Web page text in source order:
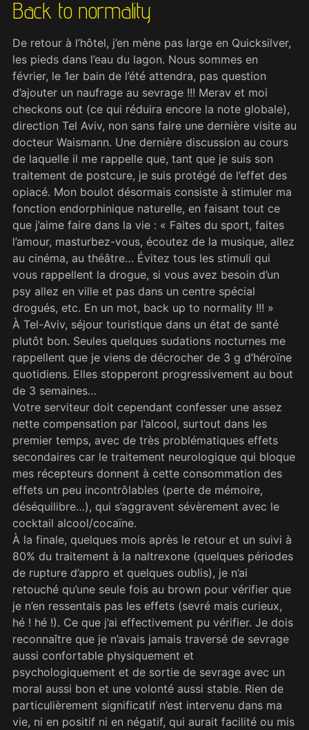
Back to normality
De retour à l’hôtel, j’en mène pas large en Quicksilver,
les pieds dans l’eau du lagon. Nous sommes en
février, le 1er bain de l’été attendra, pas question
d’ajouter un naufrage au sevrage !!! Merav et moi
checkons out (ce qui réduira encore la note globale),
direction Tel Aviv, non sans faire une dernière visite au
docteur Waismann. Une dernière discussion au cours
de laquelle il me rappelle que, tant que je suis son
traitement de postcure, je suis protégé de l’effet des
opiacé. Mon boulot désormais consiste à stimuler ma
fonction endorphinique naturelle, en faisant tout ce
que j’aime faire dans la vie : « Faites du sport, faites
l’amour, masturbez-vous, écoutez de la musique, allez
au cinéma, au théâtre… Évitez tous les stimuli qui
vous rappellent la drogue, si vous avez besoin d’un
psy allez en ville et pas dans un centre spécial
drogués, etc. En un mot, back up to normality !!! »
À Tel-Aviv, séjour touristique dans un état de santé
plutôt bon. Seules quelques sudations nocturnes me
rappellent que je viens de décrocher de 3 g d’héroïne
quotidiens. Elles stopperont progressivement au bout
de 3 semaines…
Votre serviteur doit cependant confesser une assez
nette compensation par l’alcool, surtout dans les
premier temps, avec de très problématiques effets
secondaires car le traitement neurologique qui bloque
mes récepteurs donnent à cette consommation des
effets un peu incontrôlables (perte de mémoire,
déséquilibre…), qui s’aggravent sévèrement avec le
cocktail alcool/cocaïne.
À la finale, quelques mois après le retour et un suivi à
80% du traitement à la naltrexone (quelques périodes
de rupture d’appro et quelques oublis), je n’ai
retouché qu’une seule fois au brown pour vérifier que
je n’en ressentais pas les effets (sevré mais curieux,
hé ! hé !). Ce que j’ai effectivement pu vérifier. Je dois
reconnaître que je n’avais jamais traversé de sevrage
aussi confortable physiquement et
psychologiquement et de sortie de sevrage avec un
moral aussi bon et une volonté aussi stable. Rien de
particulièrement significatif n’est intervenu dans ma
vie, ni en positif ni en négatif, qui aurait facilité ou mis